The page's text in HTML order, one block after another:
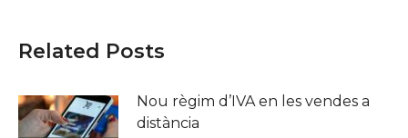
Related Posts
Nou règim d’IVA en les vendes a
distància